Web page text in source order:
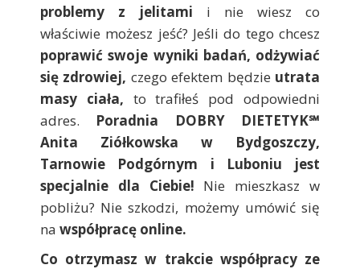
problemy z jelitami i nie wiesz co
właściwie możesz jeść? Jeśli do tego chcesz
poprawić swoje wyniki badań, odżywiać
się zdrowiej, czego efektem będzie utrata
masy ciała, to trafiłeś pod odpowiedni
adres. Poradnia DOBRY DIETETYK℠
Anita Ziółkowska w Bydgoszczy,
Tarnowie Podgórnym i Luboniu
jest
specjalnie dla Ciebie! Nie mieszkasz w
pobliżu? Nie szkodzi, możemy umówić się
na współpracę online.
Co otrzymasz w trakcie współpracy ze